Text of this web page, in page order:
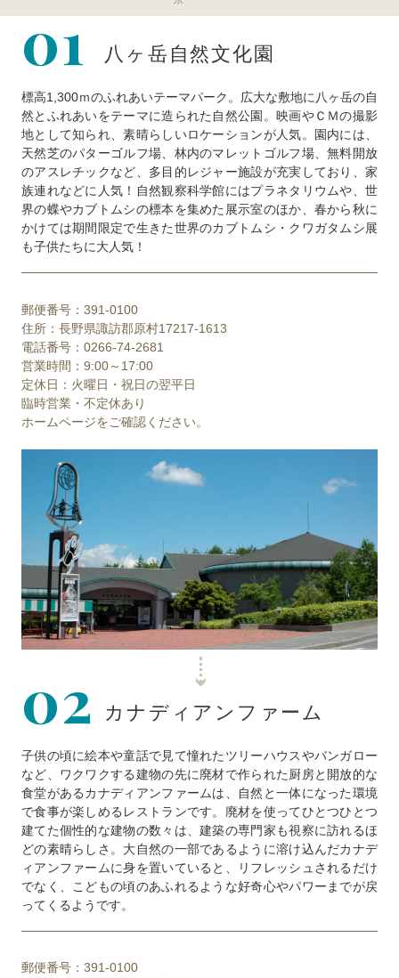
01 八ヶ岳自然文化園
標高1,300ｍのふれあいテーマパーク。広大な敷地に八ヶ岳の自
然とふれあいをテーマに造られた自然公園。映画やＣＭの撮影
地として知られ、素晴らしいロケーションが人気。園内には、
天然芝のパターゴルフ場、林内のマレットゴルフ場、無料開放
のアスレチックなど、多目的レジャー施設が充実しており、家
族連れなどに人気！自然観察科学館にはプラネタリウムや、世
界の蝶やカブトムシの標本を集めた展示室のほか、春から秋に
かけては期間限定で生きた世界のカブトムシ・クワガタムシ展
も子供たちに大人気！
郵便番号：391-0100
住所：長野県諏訪郡原村17217-1613
電話番号：0266-74-2681
営業時間：9:00～17:00
定休日：火曜日・祝日の翌平日
臨時営業・不定休あり
ホームページをご確認ください。
02 カナディアンファーム
子供の頃に絵本や童話で見て憧れたツリーハウスやバンガロー
など、ワクワクする建物の先に廃材で作られた厨房と開放的な
食堂があるカナディアンファームは、自然と一体になった環境
で食事が楽しめるレストランです。廃材を使ってひとつひとつ
建てた個性的な建物の数々は、建築の専門家も視察に訪れるほ
どの素晴らしさ。大自然の一部であるように溶け込んだカナデ
ィアンファームに身を置いていると、リフレッシュされるだけ
でなく、こどもの頃のあふれるような好奇心やパワーまでが戻
ってくるようです。
郵便番号：391-0100